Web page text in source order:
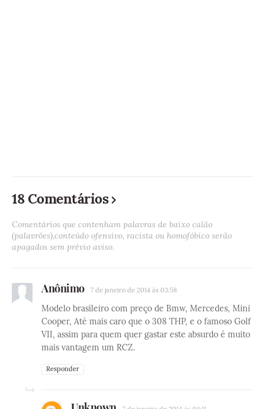
18 Comentários
Comentários que contenham palavras de baixo calão
(palavrões),conteúdo ofensivo, racista ou homofóbico serão
apagados sem prévio aviso.
Anônimo 7 de janeiro de 2014 às 03:58
Modelo brasileiro com preço de Bmw, Mercedes, Mini
Cooper, Até mais caro que o 308 THP, e o famoso Golf
VII, assim para quem quer gastar este absurdo é muito
mais vantagem um RCZ.
Responder